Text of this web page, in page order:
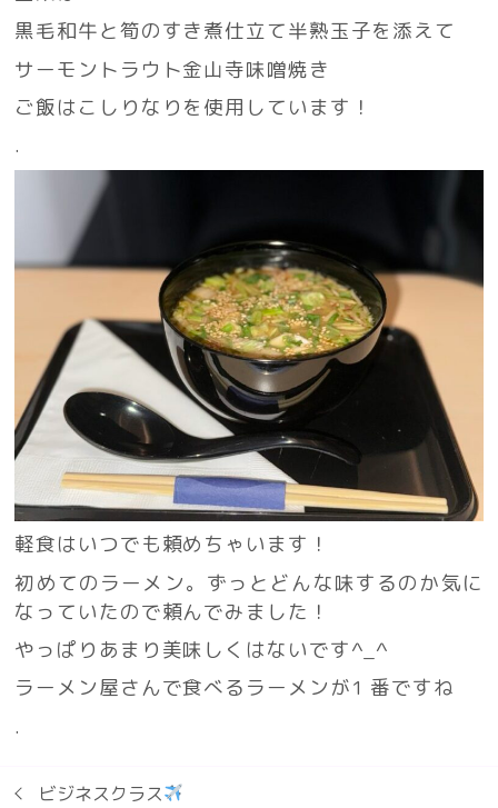
黒毛和牛と筍のすき煮仕立て半熟玉子を添えて
サーモントラウト金山寺味噌焼き
ご飯はこしりなりを使用しています！
.
軽食はいつでも頼めちゃいます！
初めてのラーメン。ずっとどんな味するのか気に
なっていたので頼んでみました！
やっぱりあまり美味しくはないです^_^
ラーメン屋さんで食べるラーメンが1 番ですね
.
ビジネスクラス